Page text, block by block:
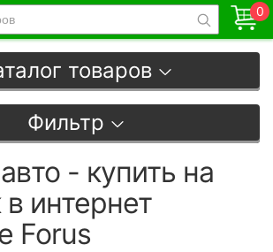
0
товаров
Фильтр
- купить на
интернет
Forus